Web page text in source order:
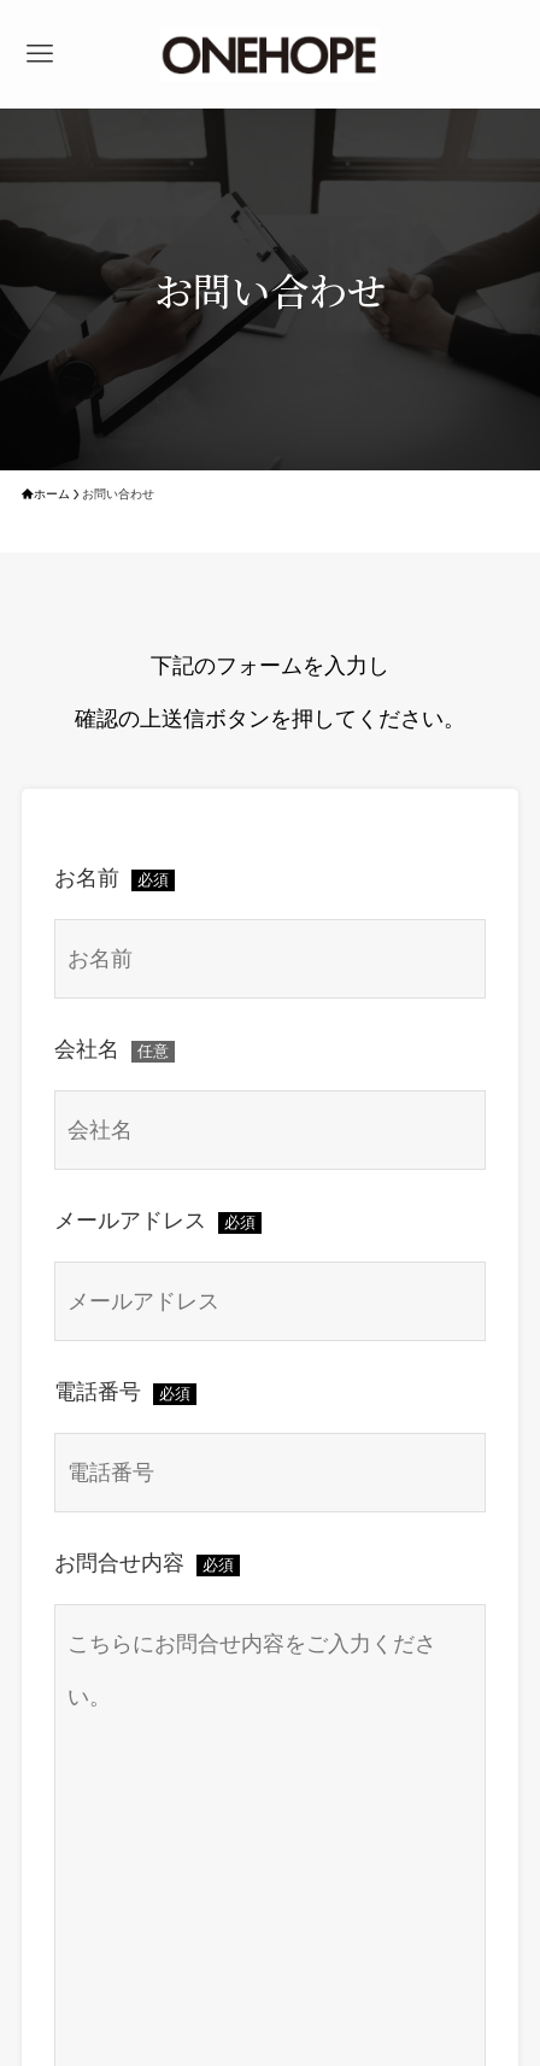
お問い合わせ
ホーム お問い合わせ
下記のフォームを入力し
確認の上送信ボタンを押してください。
お名前 必須
会社名 任意
メールアドレス 必須
電話番号 必須
お問合せ内容 必須